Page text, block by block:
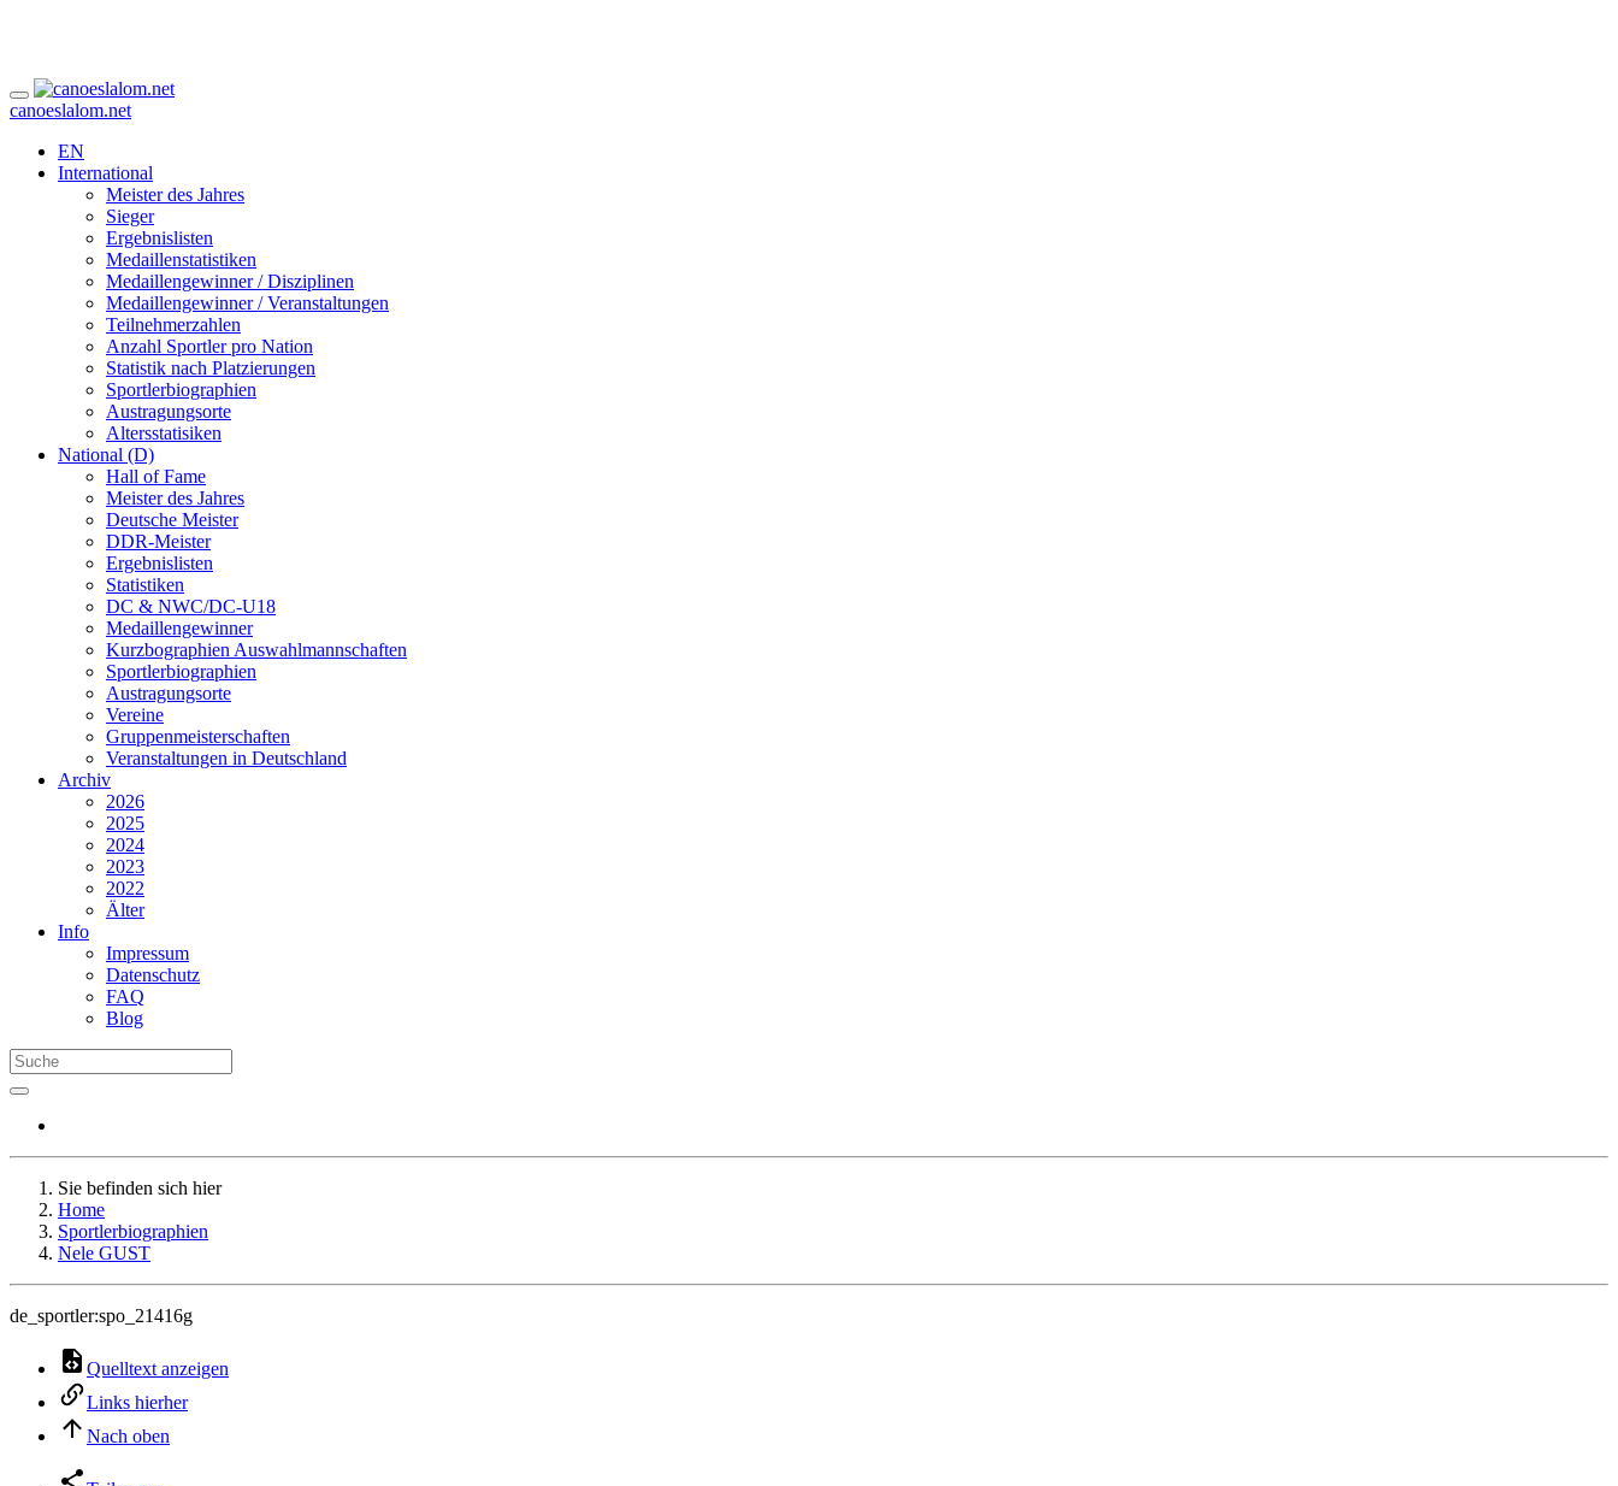
canoeslalom.net
EN
International
Meister des Jahres
Sieger
Ergebnislisten
Medaillenstatistiken
Medaillengewinner / Disziplinen
Medaillengewinner / Veranstaltungen
Teilnehmerzahlen
Anzahl Sportler pro Nation
Statistik nach Platzierungen
Sportlerbiographien
Austragungsorte
Altersstatisiken
National (D)
Hall of Fame
Meister des Jahres
Deutsche Meister
DDR-Meister
Ergebnislisten
Statistiken
DC & NWC/DC-U18
Medaillengewinner
Kurzbographien Auswahlmannschaften
Sportlerbiographien
Austragungsorte
Vereine
Gruppenmeisterschaften
Veranstaltungen in Deutschland
Archiv
2026
2025
2024
2023
2022
Älter
Info
Impressum
Datenschutz
FAQ
Blog
Sie befinden sich hier
Home
Sportlerbiographien
Nele GUST
de_sportler:spo_21416g
Quelltext anzeigen
Links hierher
Nach oben